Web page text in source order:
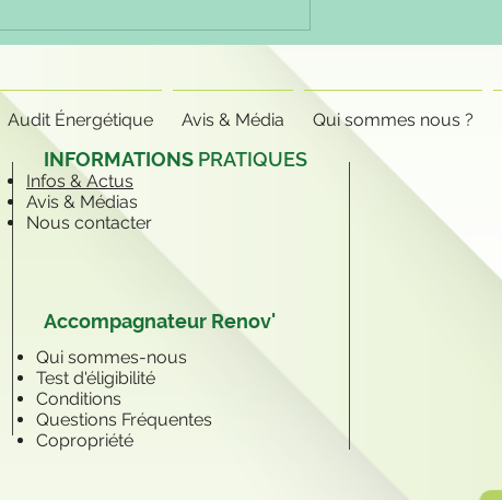
Accompagnateur
Rénov vous explique
pourquoi
Audit Énergétique Avis & Média Qui sommes nous ?
INFORMATIONS PRATIQUES
Accompagnateur Renov'
Infos & Actus
Avis & Médias
Nous contacter
Qui sommes-nous
Test d'éligibilité
Conditions
Questions Fréquentes
Copropriété